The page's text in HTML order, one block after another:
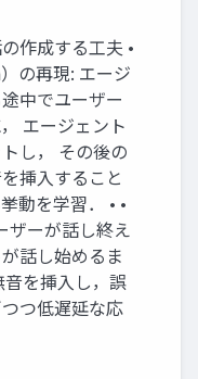
作成する工夫 •
の再現: エージ
中でユーザー
エージェント
し， その後の
挿入すること
動を学習． • •
ザーが話し終え
話し始めるま
を挿入し，誤
つ低遅延な応